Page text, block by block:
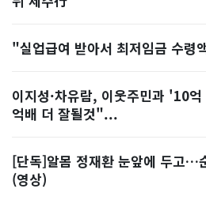
"실업급여 받아서 최저임금 수령
이지성·차유람, 이웃주민과 '10
억배 더 잘될것"...
[단독]알몸 정재환 눈앞에 두고…
(영상)